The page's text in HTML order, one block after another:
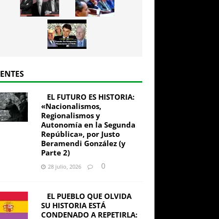
EL FUTURO ES HISTORIA:
«Nacionalismos,
Regionalismos y
Autonomía en la Segunda
República», por Justo
Beramendi González (y
Parte 2)
28 julio, 2026 0
EL PUEBLO QUE OLVIDA
SU HISTORIA ESTÁ
CONDENADO A REPETIRLA: